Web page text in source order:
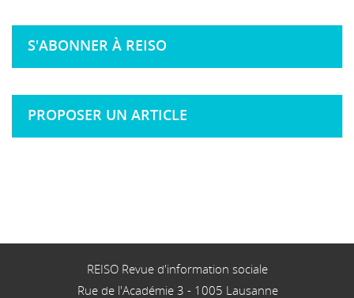
S'ABONNER À REISO
PROPOSER UN ARTICLE
REISO Revue d'information sociale
Rue de l'Académie 3 - 1005 Lausanne